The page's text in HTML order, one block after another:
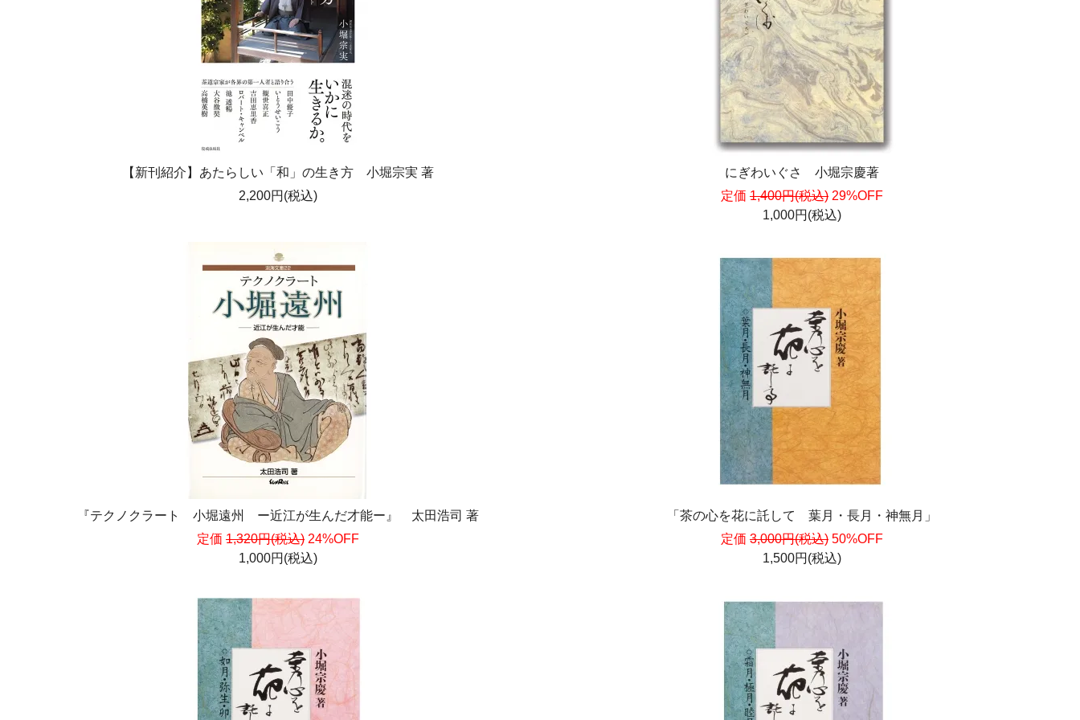
【新刊紹介】あたらしい「和」の生き方 小堀宗実 著
2,200円(税込)
にぎわいぐさ 小堀宗慶著
定価 1,400円(税込) 29%OFF
1,000円(税込)
『テクノクラート 小堀遠州 ー近江が生んだ才能ー』 太田浩司 著
定価 1,320円(税込) 24%OFF
1,000円(税込)
「茶の心を花に託して 葉月・長月・神無月」
定価 3,000円(税込) 50%OFF
1,500円(税込)